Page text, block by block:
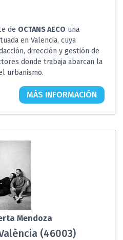
de OCTANS AECO una
en Valencia, cuya
dirección y gestión de
donde trabaja abarcan la
urbanismo.
MÁS INFORMACIÓN
Mendoza
(46003)